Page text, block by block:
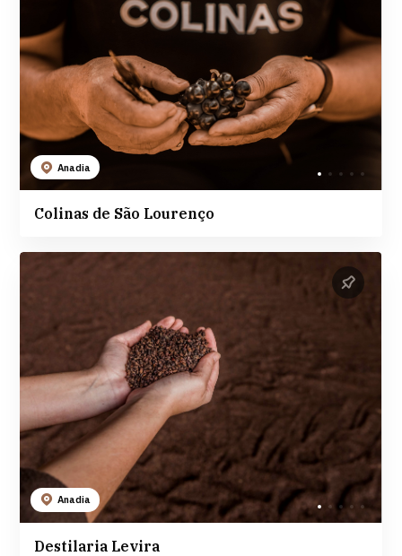
Anadia
Colinas de São Lourenço
Anadia
Destilaria Levira